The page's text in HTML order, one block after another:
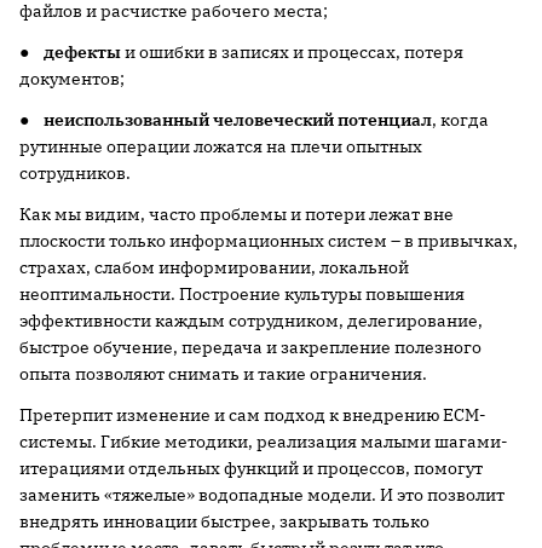
файлов и расчистке рабочего места;
● дефектыи ошибки в записях и процессах, потеря
документов;
● неиспользованный человеческий потенциал, когда
рутинные операции ложатся на плечи опытных
сотрудников.
Как мы видим, часто проблемы и потери лежат вне
плоскости только информационных систем – в привычках,
страхах, слабом информировании, локальной
неоптимальности. Построение культуры повышения
эффективности каждым сотрудником, делегирование,
быстрое обучение, передача и закрепление полезного
опыта позволяют снимать и такие ограничения.
Претерпит изменение и сам подход к внедрению ECM-
системы. Гибкие методики, реализация малыми шагами-
итерациями отдельных функций и процессов, помогут
заменить «тяжелые» водопадные модели. И это позволит
внедрять инновации быстрее, закрывать только